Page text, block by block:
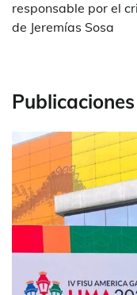
entradas
responsable por el
de Jeremías Sosa